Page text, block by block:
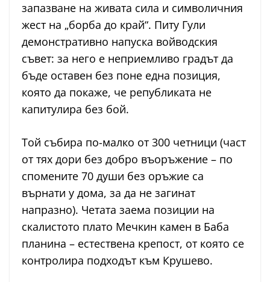
запазване на живата сила и символичния
жест на „борба до край“. Питу Гули
демонстративно напуска войводския
съвет: за него е неприемливо градът да
бъде оставен без поне една позиция,
която да покаже, че републиката не
капитулира без бой.
Той събира по-малко от 300 четници (част
от тях дори без добро въоръжение – по
спомените 70 души без оръжие са
върнати у дома, за да не загинат
напразно). Четата заема позиции на
скалистото плато Мечкин камен в Баба
планина – естествена крепост, от която се
контролира подходът към Крушево.